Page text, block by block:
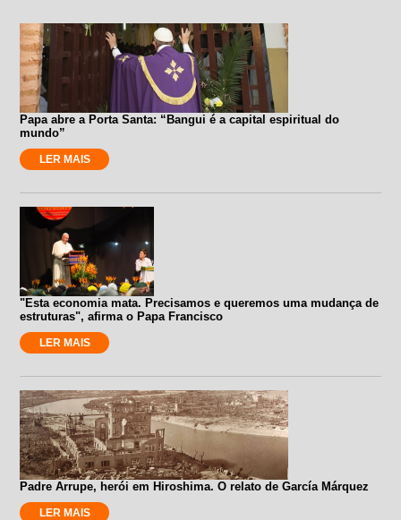
Papa abre a Porta Santa: “Bangui é a capital espiritual do
mundo”
LER MAIS
"Esta economia mata. Precisamos e queremos uma mudança de
estruturas", afirma o Papa Francisco
LER MAIS
Padre Arrupe, herói em Hiroshima. O relato de García Márquez
LER MAIS